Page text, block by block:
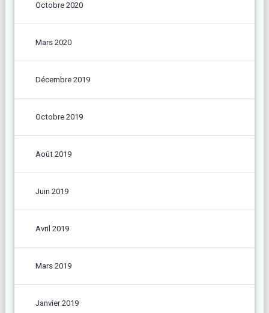
Octobre 2020
Mars 2020
Décembre 2019
Octobre 2019
Août 2019
Juin 2019
Avril 2019
Mars 2019
Janvier 2019